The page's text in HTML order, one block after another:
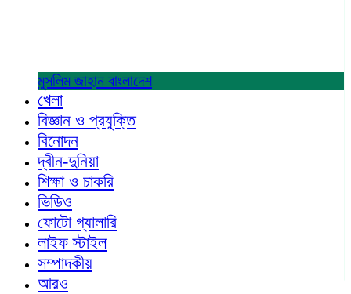
মুসলিম জাহান বাংলাদেশ
খেলা
বিজ্ঞান ও প্রযুক্তি
বিনোদন
দ্বীন-দুনিয়া
শিক্ষা ও চাকরি
ভিডিও
ফোটো গ্যালারি
লাইফ স্টাইল
সম্পাদকীয়
আরও